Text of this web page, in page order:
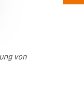
von